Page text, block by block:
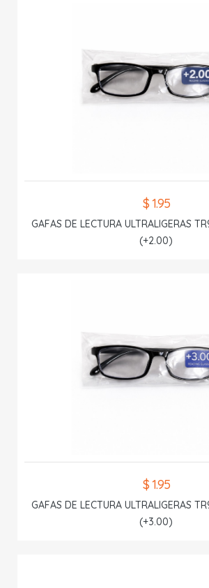
$ 1.95
GAFAS DE LECTURA ULTRALIGERAS
(+2.00)
$ 1.95
GAFAS DE LECTURA ULTRALIGERAS
(+3.00)